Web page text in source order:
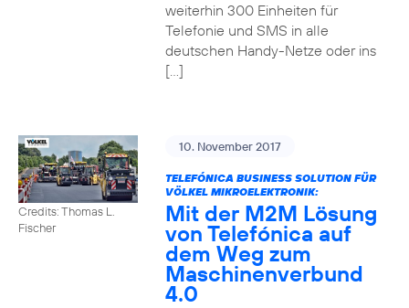
weiterhin 300 Einheiten für
Telefonie und SMS in alle
deutschen Handy-Netze oder ins
[…]
Credits: Thomas L.
Fischer
10. November 2017
TELEFÓNICA BUSINESS SOLUTION FÜR
VÖLKEL MIKROELEKTRONIK:
Mit der M2M Lösung
von Telefónica auf
dem Weg zum
Maschinenverbund
4.0